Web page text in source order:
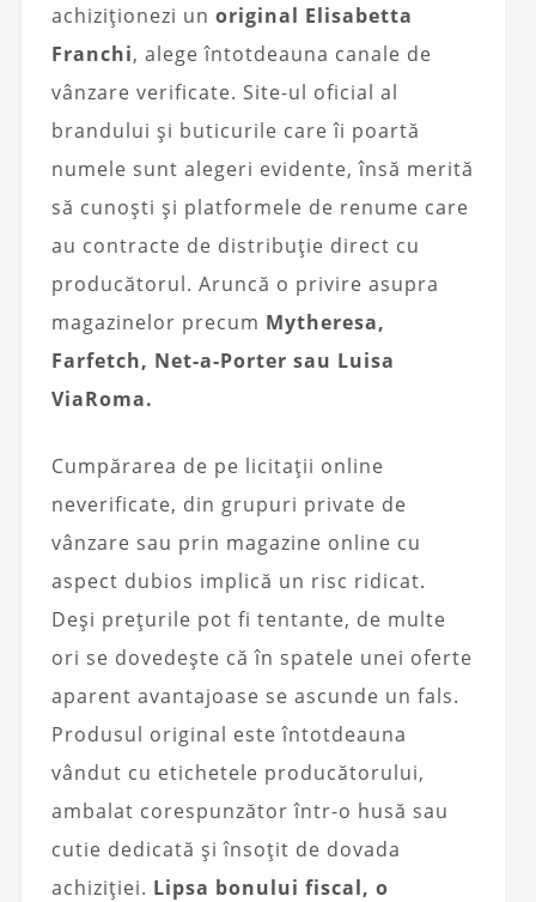
achiziționezi un original Elisabetta
Franchi, alege întotdeauna canale de
vânzare verificate. Site-ul oficial al
brandului și buticurile care îi poartă
numele sunt alegeri evidente, însă merită
să cunoști și platformele de renume care
au contracte de distribuție direct cu
producătorul. Aruncă o privire asupra
magazinelor precum Mytheresa,
Farfetch, Net-a-Porter sau Luisa
ViaRoma.
Cumpărarea de pe licitații online
neverificate, din grupuri private de
vânzare sau prin magazine online cu
aspect dubios implică un risc ridicat.
Deși prețurile pot fi tentante, de multe
ori se dovedește că în spatele unei oferte
aparent avantajoase se ascunde un fals.
Produsul original este întotdeauna
vândut cu etichetele producătorului,
ambalat corespunzător într-o husă sau
cutie dedicată și însoțit de dovada
achiziției. Lipsa bonului fiscal, o